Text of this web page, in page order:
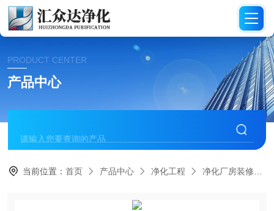
PRODUCT CENTER
产品中心
当前位置：首页 产品中心 净化工程 净化厂房装修